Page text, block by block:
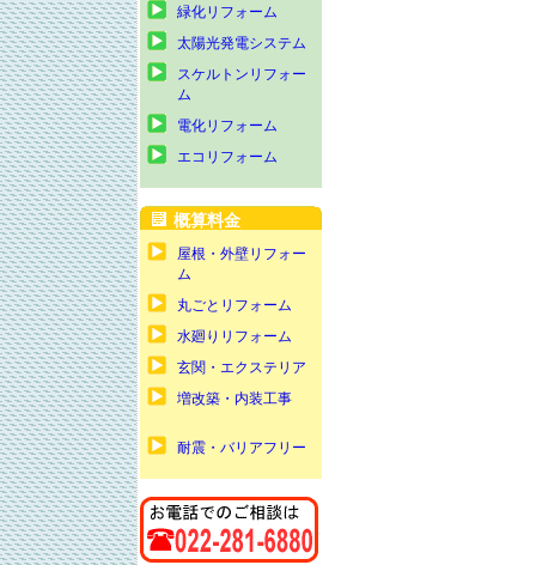
緑化リフォーム
太陽光発電システム
スケルトンリフォー
ム
電化リフォーム
エコリフォーム
概算料金
屋根・外壁リフォー
ム
丸ごとリフォーム
水廻りリフォーム
玄関・エクステリア
増改築・内装工事
耐震・バリアフリー